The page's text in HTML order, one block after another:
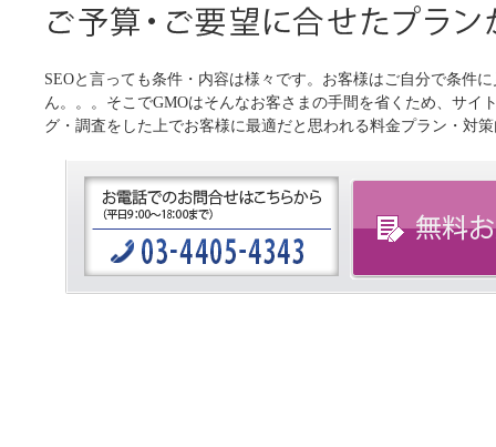
SEOと言っても条件・内容は様々です。お客様はご自分で条件
ん。。。そこでGMOはそんなお客さまの手間を省くため、サイ
グ・調査をした上でお客様に最適だと思われる料金プラン・対